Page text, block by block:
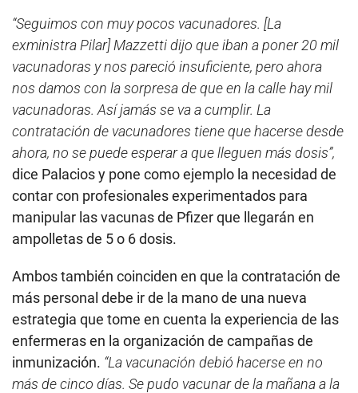
“Seguimos con muy pocos vacunadores. [La
exministra Pilar] Mazzetti dijo que iban a poner 20 mil
vacunadoras y nos pareció insuficiente, pero ahora
nos damos con la sorpresa de que en la calle hay mil
vacunadoras. Así jamás se va a cumplir. La
contratación de vacunadores tiene que hacerse desde
ahora, no se puede esperar a que lleguen más dosis”,
dice Palacios y pone como ejemplo la necesidad de
contar con profesionales experimentados para
manipular las vacunas de Pfizer que llegarán en
ampolletas de 5 o 6 dosis.
Ambos también coinciden en que la contratación de
más personal debe ir de la mano de una nueva
estrategia que tome en cuenta la experiencia de las
enfermeras en la organización de campañas de
inmunización. “La vacunación debió hacerse en no
más de cinco días. Se pudo vacunar de la mañana a la